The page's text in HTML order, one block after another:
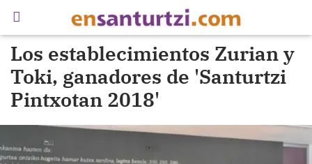
Los establecimientos Zurian y
Toki, ganadores de 'Santurtzi
Pintxotan 2018'